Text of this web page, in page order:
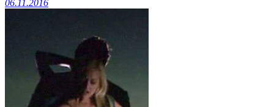
06.11.2016